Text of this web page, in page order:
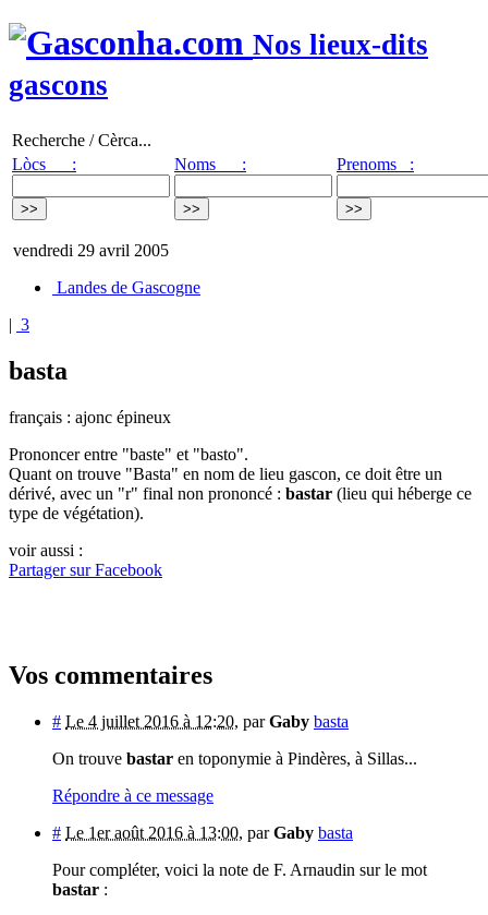
Nos lieux-dits
gascons
Recherche / Cèrca...
Lòcs :
Noms : Prenoms :
vendredi 29 avril 2005
Landes de Gascogne
| 3
basta
français : ajonc épineux
Prononcer entre "baste" et "basto".
Quant on trouve "Basta" en nom de lieu gascon, ce doit être un
dérivé, avec un "r" final non prononcé : bastar (lieu qui héberge ce
type de végétation).
voir aussi :
Partager sur Facebook
Vos commentaires
# Le 4 juillet 2016 à 12:20, parGaby basta
On trouve bastar en toponymie à Pindères, à Sillas...
Répondre à ce message
# Le 1er août 2016 à 13:00, parGaby basta
Pour compléter, voici la note de F. Arnaudin sur le mot
bastar :